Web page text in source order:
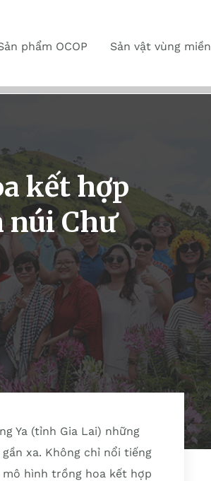
phẩm OCOP Sản vật vùng miền
kết hợp
núi Chư
Ya (tỉnh Gia Lai) những
xa. Không chỉ nổi tiếng
mô hình trồng hoa kết hợp